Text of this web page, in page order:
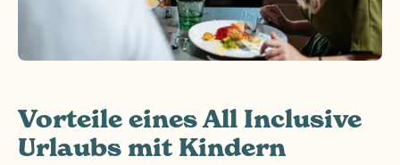
Vorteile eines All Inclusive
Urlaubs mit Kindern